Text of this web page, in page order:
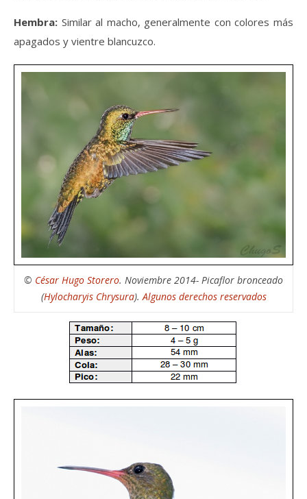
Hembra: Similar al macho, generalmente con colores más
apagados y vientre blancuzco.
© César Hugo Storero. Noviembre 2014- Picaflor bronceado
(Hylocharyis Chrysura).Algunos derechos reservados